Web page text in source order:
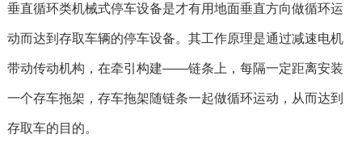
垂直循环类机械式停车设备是才有用地面垂直方向做循环运
动而达到存取车辆的停车设备。其工作原理是通过减速电机
带动传动机构，在牵引构建——链条上，每隔一定距离安装
一个存车拖架，存车拖架随链条一起做循环运动，从而达到
存取车的目的。